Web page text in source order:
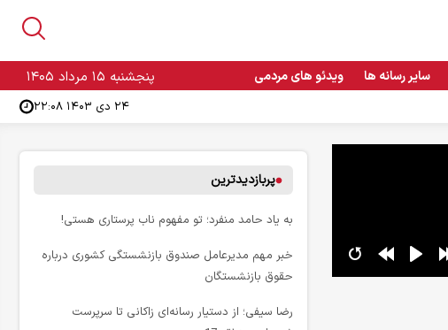
سایر رسانه ها ویدئو های مردمی پنجشنبه ۱۵ مرداد ۱۴۰۵
۲۴ دی ۱۴۰۳ ۲۲:۰۸
پربازدیدترین
به یاد حامد منفرد؛ تو مفهوم ناب پرستاری هستی!
خبر مهم مدیرعامل صندوق بازنشستگی کشوری درباره
حقوق بازنشستگان
رضا سیفی؛ از دستیار رسانه‌ای زاکانی تا سرپرست